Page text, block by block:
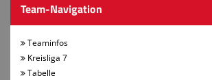
Team-Navigation
Teaminfos
Kreisliga 7
Tabelle